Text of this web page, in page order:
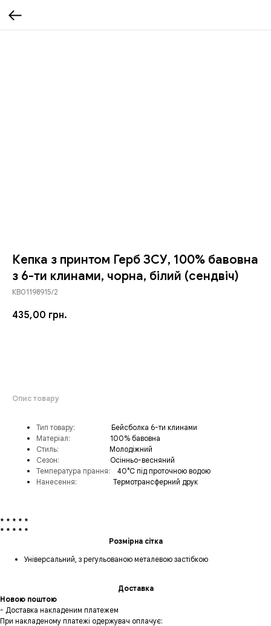
Кепка з принтом Герб ЗСУ, 100% бавовна
з 6-ти клинами, чорна, білий (сендвіч)
КВ01198915/2
435,00 грн.
Опис товару
Тип товару:
Бейсболка 6-ти клинами
Матеріал:
100% бавовна
Стиль:
Молодіжний
Сезон:
Осінньо-весняний
Температура прання:
40°C під проточною водою
Нанесення:
Термотрансферний друк
* * * * *
* * * * *
Розмірна сітка
Універсальний, з регульованою металевою застібкою
Доставка
Новою поштою
- Доставка накладеним платежем
При накладеному платежі одержувач оплачує: